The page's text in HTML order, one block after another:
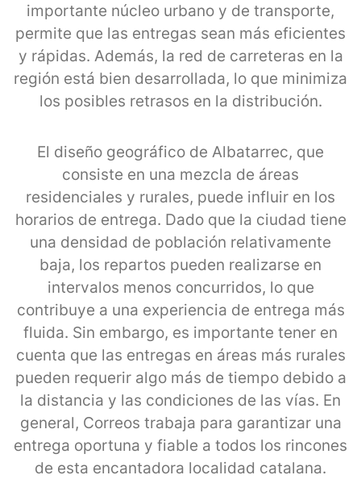
importante núcleo urbano y de transporte,
permite que las entregas sean más eficientes
y rápidas. Además, la red de carreteras en la
región está bien desarrollada, lo que minimiza
los posibles retrasos en la distribución.
El diseño geográfico de Albatarrec, que
consiste en una mezcla de áreas
residenciales y rurales, puede influir en los
horarios de entrega. Dado que la ciudad tiene
una densidad de población relativamente
baja, los repartos pueden realizarse en
intervalos menos concurridos, lo que
contribuye a una experiencia de entrega más
fluida. Sin embargo, es importante tener en
cuenta que las entregas en áreas más rurales
pueden requerir algo más de tiempo debido a
la distancia y las condiciones de las vías. En
general, Correos trabaja para garantizar una
entrega oportuna y fiable a todos los rincones
de esta encantadora localidad catalana.